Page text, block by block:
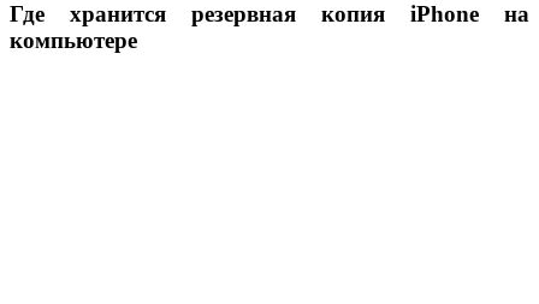
Где хранится резервная копия iPhone на
компьютере